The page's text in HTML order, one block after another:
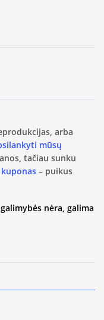
arba
mūsų
tačiau sunku
– puikus
nėra, galima